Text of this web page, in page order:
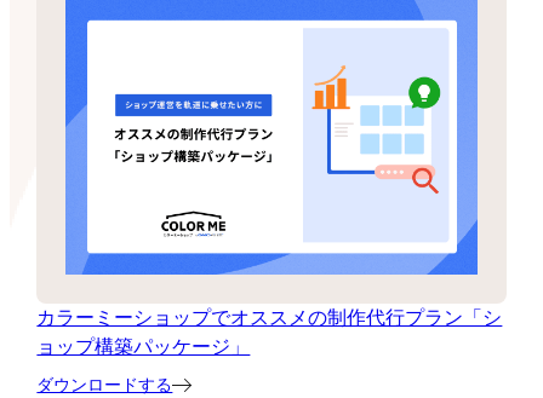
カラーミーショップでオススメの制作代行プラン「シ
ョップ構築パッケージ」
ダウンロードする